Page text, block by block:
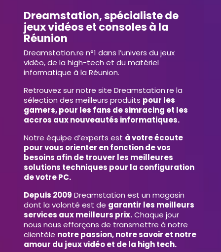
Dreamstation, spécialiste de
jeux vidéos et consoles à la
Réunion
Dreamstation.re n°1 dans l’univers du jeux
vidéo, de la high-tech et du matériel
informatique à la Réunion.
Retrouvez sur notre site Dreamstation.re la
sélection des meilleurs produits pour les
gamers, pour les fans de simracing et les
accros aux nouveautés informatiques.
Notre équipe d’experts est à votre écoute
pour vous orienter en fonction de vos
besoins afin de trouver les meilleures
solutions techniques pour la configuration
de votre PC.
Depuis 2009 Dreamstation est un magasin
dont la volonté est de garantir les meilleurs
services aux meilleurs prix.Chaque jour
nous nous efforçons de transmettre à notre
clientèle notre passion, notre savoir et notre
amour du jeux vidéo et de la high tech.